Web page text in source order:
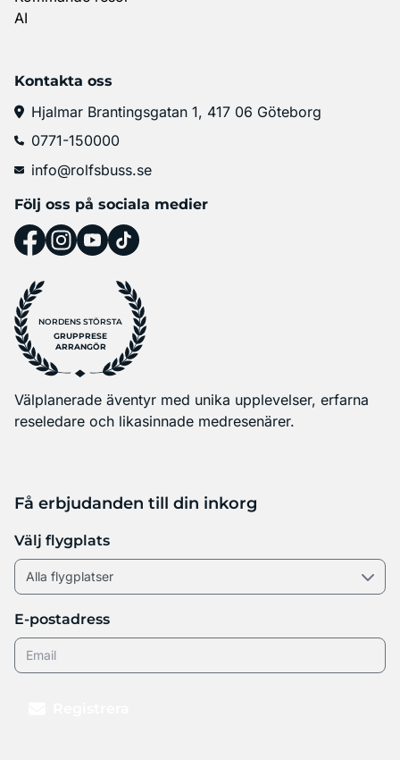
AI
Kontakta oss
Hjalmar Brantingsgatan 1, 417 06 Göteborg
0771-150000
info@rolfsbuss.se
Följ oss på sociala medier
NORDENS STÖRSTA
GRUPPRESE
ARRANGÖR
Välplanerade äventyr med unika upplevelser, erfarna
reseledare och likasinnade medresenärer.
Få erbjudanden till din inkorg
Välj flygplats
E-postadress